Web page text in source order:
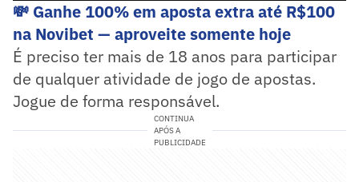
💸 Ganhe 100% em aposta extra até R$100
na Novibet — aproveite somente hoje
É preciso ter mais de 18 anos para participar
de qualquer atividade de jogo de apostas.
Jogue de forma responsável.
CONTINUA
APÓS A
PUBLICIDADE